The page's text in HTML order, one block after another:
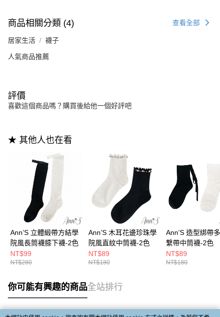
商品相關分類 (4) 查看全部
居家生活 襪子
人氣商品推薦
評價
喜歡這個商品嗎？購買後給他一個好評吧
★ 其他人也在看
Ann’S 立體緞帶方結學
院風長筒襪膝下襪-2色
NT$99
NT$280
Ann’S 木耳花邊珍珠學
院風直紋中筒襪-2色
NT$89
NT$180
Ann’S 造型綁帶
繫帶中筒襪-2色
NT$89
NT$180
你可能有興趣的商品全站排行